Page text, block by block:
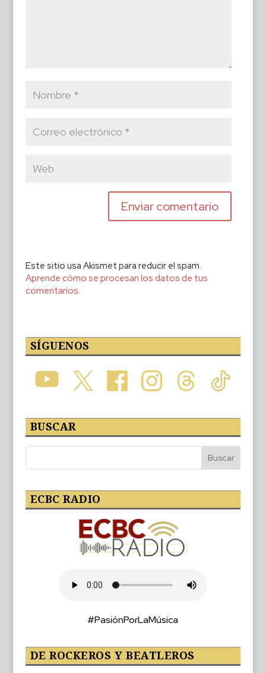
Este sitio usa Akismet para reducir el spam.
Aprende cómo se procesan los datos de tus
comentarios.
SÍGUENOS
BUSCAR
ECBC RADIO
#PasiónPorLaMúsica
DE ROCKEROS Y BEATLEROS